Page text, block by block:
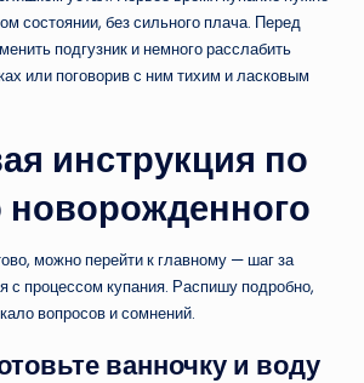
состоянии, без сильного плача. Перед
подгузник и немного расслабить
или поговорив с ним тихим и ласковым
инструкция по
можно перейти к главному — шаг за
с процессом купания. Распишу подробно,
вопросов и сомнений.
ванночку и воду